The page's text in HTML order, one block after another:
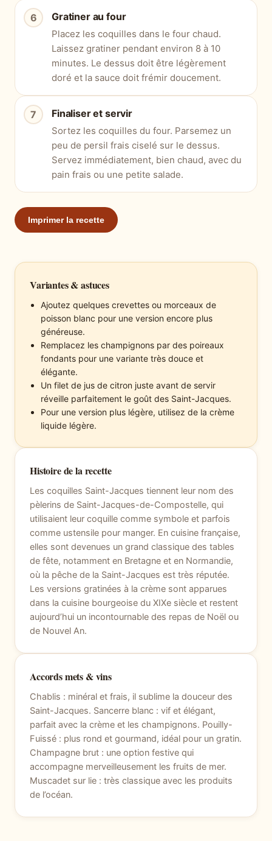
Gratiner au four
Placez les coquilles dans le four chaud.
Laissez gratiner pendant environ 8 à 10
minutes. Le dessus doit être légèrement
doré et la sauce doit frémir doucement.
Finaliser et servir
Sortez les coquilles du four. Parsemez un
peu de persil frais ciselé sur le dessus.
Servez immédiatement, bien chaud, avec du
pain frais ou une petite salade.
Imprimer la recette
Variantes & astuces
Ajoutez quelques crevettes ou morceaux de
poisson blanc pour une version encore plus
généreuse.
Remplacez les champignons par des poireaux
fondants pour une variante très douce et
élégante.
Un filet de jus de citron juste avant de servir
réveille parfaitement le goût des Saint-Jacques.
Pour une version plus légère, utilisez de la crème
liquide légère.
Histoire de la recette
Les coquilles Saint-Jacques tiennent leur nom des
pèlerins de Saint-Jacques-de-Compostelle, qui
utilisaient leur coquille comme symbole et parfois
comme ustensile pour manger. En cuisine française,
elles sont devenues un grand classique des tables
de fête, notamment en Bretagne et en Normandie,
où la pêche de la Saint-Jacques est très réputée.
Les versions gratinées à la crème sont apparues
dans la cuisine bourgeoise du XIXe siècle et restent
aujourd’hui un incontournable des repas de Noël ou
de Nouvel An.
Accords mets & vins
Chablis : minéral et frais, il sublime la douceur des
Saint-Jacques. Sancerre blanc : vif et élégant,
parfait avec la crème et les champignons. Pouilly-
Fuissé : plus rond et gourmand, idéal pour un gratin.
Champagne brut : une option festive qui
accompagne merveilleusement les fruits de mer.
Muscadet sur lie : très classique avec les produits
de l’océan.